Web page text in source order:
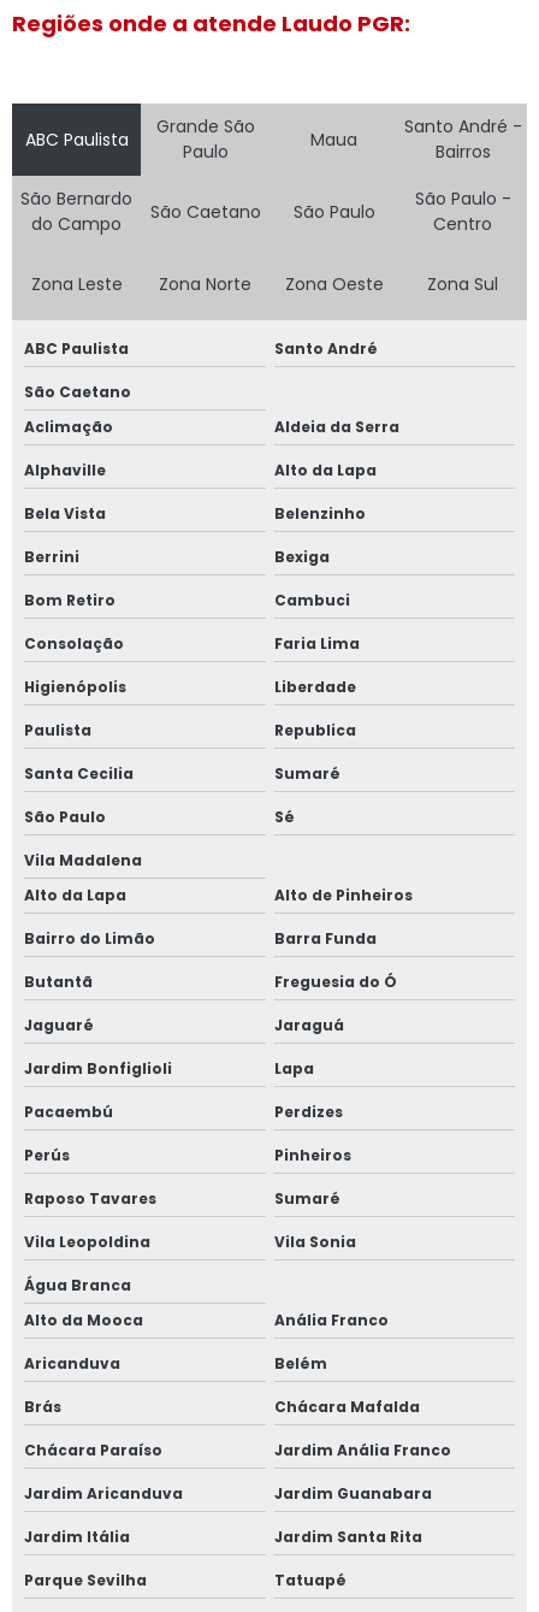
clínicas de
exame
Republica
ocupacional Vila
Jardim Maringá
clínica saúde
Santa Teresinha
telefone de
admissional São
contato de
ocupacional Vila
Mariana
demissional Vila
clínica exame
Brooklin
Guapituba
clínica médica
do trabalho
Belenzinho
clínicas médica
do trabalho
Itapevi
telefone de
do trabalho
Regiões onde a atende Laudo PGR:
ABC Paulista
Grande São
Paulo
Maua
Santo André -
Bairros
São Bernardo
do Campo
São Caetano São Paulo
São Paulo -
Centro
Zona Leste Zona Norte Zona Oeste Zona Sul
ABC Paulista Santo André
São Caetano
Aclimação
Aldeia da Serra
Alphaville Alto da Lapa
Bela Vista Belenzinho
Berrini Bexiga
Bom Retiro Cambuci
Consolação Faria Lima
Higienópolis Liberdade
Paulista Republica
Santa Cecilia Sumaré
São Paulo Sé
Vila Madalena
Alto da Lapa
Alto de Pinheiros
Bairro do Limão Barra Funda
Butantã Freguesia do Ó
Jaguaré Jaraguá
Jardim Bonfiglioli Lapa
Pacaembú Perdizes
Perús Pinheiros
Raposo Tavares Sumaré
Vila Leopoldina Vila Sonia
Água Branca
Alto da Mooca
Anália Franco
Aricanduva Belém
Brás Chácara Mafalda
Chácara Paraíso Jardim Anália Franco
Jardim Aricanduva Jardim Guanabara
Jardim Itália Jardim Santa Rita
Parque Sevilha Tatuapé